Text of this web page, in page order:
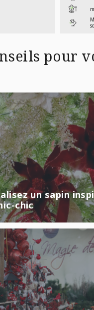
pour
un sapin
chic